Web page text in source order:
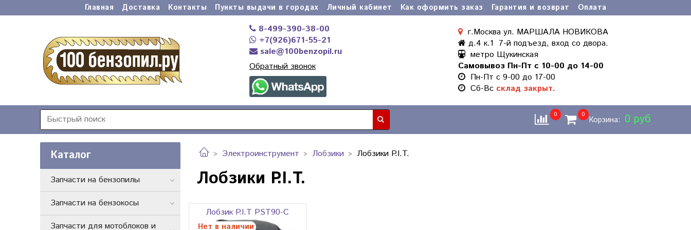
Главная Доставка Контакты Пункты выдачи в городах Личный кабинет Как оформить заказ Гарантия и возврат Оплата
8-499-390-38-00
+7(926)671-55-21
sale@100benzopil.ru
Обратный звонок
г.Москва ул. МАРШАЛА НОВИКОВА
д.4 к.1 7-й подъезд, вход со двора.
метро Щукинская
Самовывоз Пн-Пт с 10-00 до 14-00
Пн-Пт с 9-00 до 17-00
Cб-Вс склад закрыт.
0 0
Корзина: 0 руб
Электроинструмент Лобзики Лобзики P.I.T.
Лобзики P.I.T.
Лобзик P.I.T PST90-C
Нет в наличии
Каталог
Запчасти на бензопилы
Запчасти на бензокосы
Запчасти для мотоблоков и